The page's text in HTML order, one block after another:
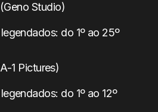
Studio)
do 1º ao 25º
1 Pictures)
do 1º ao 12º